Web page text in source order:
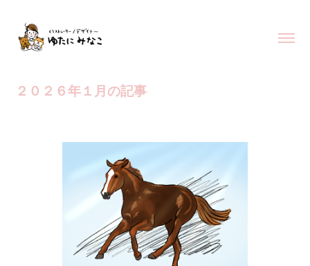
２０２６年１月の記事